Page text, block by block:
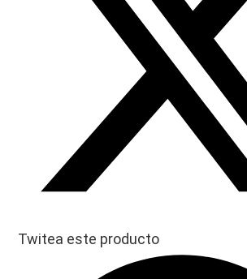
Twitea este producto